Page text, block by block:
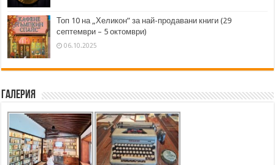
Топ 10 на „Хеликон” за най-продавани книги (29
септември – 5 октомври)
06.10.2025
Галерия